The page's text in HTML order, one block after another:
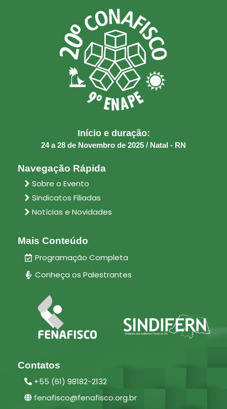
l
e
f
t
b
a
n
k
Início e duração:
24 a 28 de Novembro de 2025 / Natal - RN
Navegação Rápida
Sobre o Evento
Sindicatos Filiadas
Notícias e Novidades
Mais Conteúdo
Programação Completa
Conheça os Palestrantes
Contatos
+55 (61) 98182-2132
fenafisco@fenafisco.org.br